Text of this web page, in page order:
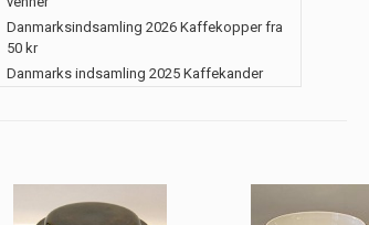
Danmarksindsamling 2026 Kaffekopper fra
50 kr
Danmarks indsamling 2025 Kaffekander